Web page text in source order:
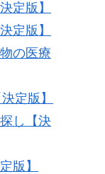
定版】
定版】
の医療
定版】
し【決
版】